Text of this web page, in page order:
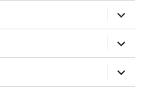
öffnen
öffnen
öffnen